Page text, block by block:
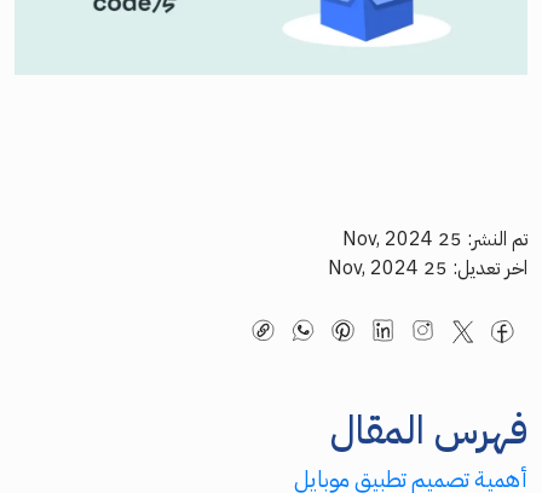
تم النشر: 25 Nov, 2024
اخر تعديل: 25 Nov, 2024
فهرس المقال
أهمية تصميم تطبيق موبايل